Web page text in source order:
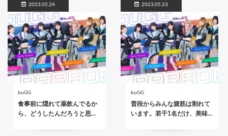
2023.05.24
buGG
食事前に隠れて薬飲んでるか
ら、どうしたんだろうと思…
2023.05.23
buGG
普段からみんな腹筋は割れて
います。若干1名だけ、美味…